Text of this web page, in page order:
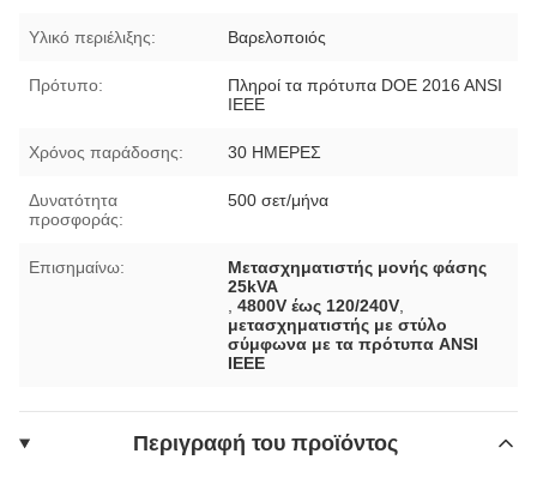
Υλικό περιέλιξης: Βαρελοποιός
Πρότυπο:
Πληροί τα πρότυπα DOE 2016 ANSI
IEEE
Χρόνος παράδοσης: 30 ΗΜΕΡΕΣ
Δυνατότητα
προσφοράς:
500 σετ/μήνα
Επισημαίνω:
Μετασχηματιστής μονής φάσης
25kVA
,4800V έως 120/240V
μετασχηματιστής με στύλο
σύμφωνα με τα πρότυπα ANSI
IEEE
Περιγραφή του προϊόντος